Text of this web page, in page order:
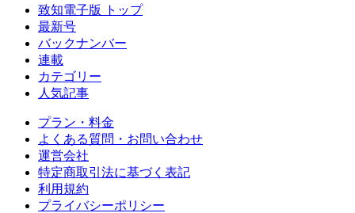
致知電子版 トップ
最新号
バックナンバー
連載
カテゴリー
人気記事
プラン・料金
よくある質問・お問い合わせ
運営会社
特定商取引法に基づく表記
利用規約
プライバシーポリシー